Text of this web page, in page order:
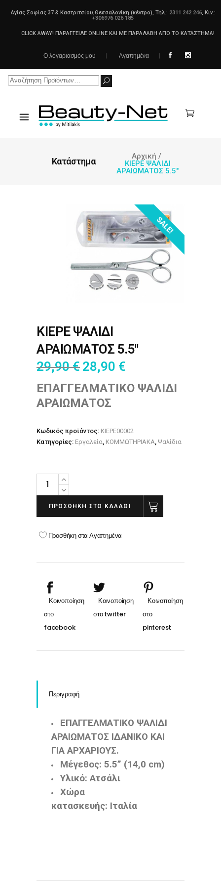
Αγίας Σοφίας 37 & Καστριτσίου,Θεσσαλονίκη (κέντρο), Τηλ.: 2311 242 246, Κιν.:
+306976 026 185
CLICK AWAY! ΠΑΡΑΓΓΕΙΛΕ ONLINE ΚΑΙ ΜΕ ΠΑΡΑΛΑΒΗ ΑΠΟ ΤΟ ΚΑΤΑΣΤΗΜΑ!
Ο λογαριασμός μου Αγαπημένα
Search
Κατάστημα Αρχική /
KIEPE ΨΑΛΙΔΙ
ΑΡΑΙΩΜΑΤΟΣ 5.5″
SALE!
KIEPE ΨΑΛΙΔΙ
ΑΡΑΙΩΜΑΤΟΣ 5.5″
29,90€ 28,90 €
ΕΠΑΓΓΕΛΜΑΤΙΚΟ ΨΑΛΙΔΙ
ΑΡΑΙΩΜΑΤΟΣ
Κωδικός προϊόντος: KIEPE00002
Κατηγορίες: Εργαλεία ΚΟΜΜΩΤΗΡΙΑΚΑ Ψαλίδια
ΑΡΑΙΩΜΑΤΟΣ
5.5"
quantity
ΠΡΟΣΘΉΚΗ ΣΤΟ ΚΑΛΆΘΙ
Προσθήκη στα Αγαπημένα
Περιγραφή
ΕΠΑΓΓΕΛΜΑΤΙΚΟ ΨΑΛΙΔΙ
ΑΡΑΙΩΜΑΤΟΣ ΙΔΑΝΙΚΟ ΚΑΙ
ΓΙΑ ΑΡΧΑΡΙΟΥΣ.
Μέγεθος: 5.5” (14,0 cm)
Υλικό: Ατσάλι
Χώρα
κατασκευής: Ιταλία